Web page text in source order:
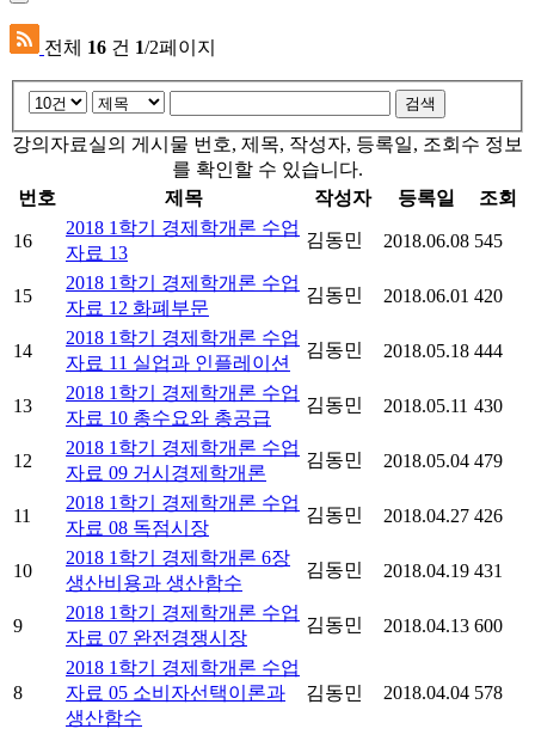
전체 16 건 1/2페이지
검색
강의자료실의 게시물 번호, 제목, 작성자, 등록일, 조회수 정보
를 확인할 수 있습니다.
번호
제목 작성자 등록일 조회
16
2018 1학기 경제학개론 수업
자료 13
김동민 2018.06.08 545
15
2018 1학기 경제학개론 수업
자료 12 화폐부문
김동민 2018.06.01 420
14
2018 1학기 경제학개론 수업
자료 11 실업과 인플레이션
김동민 2018.05.18 444
13
2018 1학기 경제학개론 수업
자료 10 총수요와 총공급
김동민 2018.05.11 430
12
2018 1학기 경제학개론 수업
자료 09 거시경제학개론
김동민 2018.05.04 479
11
2018 1학기 경제학개론 수업
자료 08 독점시장
김동민 2018.04.27 426
10
2018 1학기 경제학개론 6장
생산비용과 생산함수
김동민 2018.04.19 431
9
2018 1학기 경제학개론 수업
자료 07 완전경쟁시장
김동민 2018.04.13 600
8
2018 1학기 경제학개론 수업
자료 05 소비자선택이론과
생산함수
김동민 2018.04.04 578